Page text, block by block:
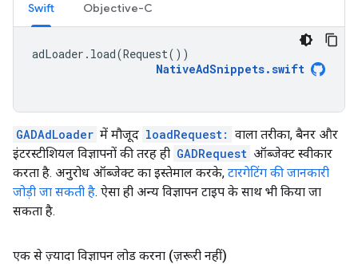
Swift Objective-C
adLoader . load(Request())
NativeAdSnippets.swift
GADAdLoader में मौजूद loadRequest: वाला तरीका, बैनर और
इंटरस्टीशियल विज्ञापनों की तरह ही GADRequest ऑब्जेक्ट स्वीकार
करता है. अनुरोध ऑब्जेक्ट का इस्तेमाल करके, टारगेटिंग की जानकारी
जोड़ी जा सकती है. ऐसा ही अन्य विज्ञापन टाइप के साथ भी किया जा
सकता है.
एक से ज़्यादा विज्ञापन लोड करना (ज़रूरी नहीं)